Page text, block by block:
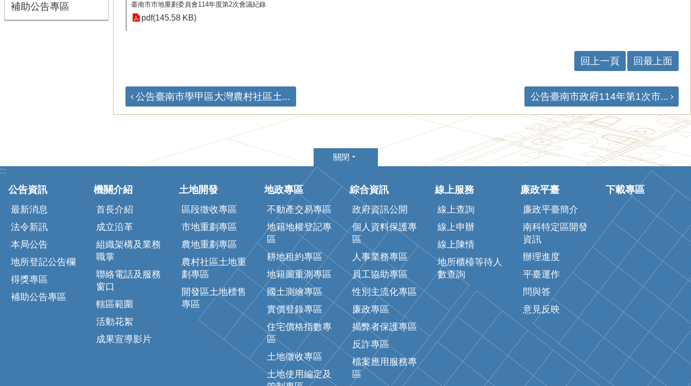
補助公告專區 臺南市市地重劃委員會114年度第2次會議紀錄
pdf(145.58 KB)
回上一頁 回最上面
公告臺南市學甲區大灣農村社區土... 公告臺南市政府114年第1次市...
關閉
:::
公告資訊
最新消息
法令新訊
本局公告
地所登記公告欄
得獎專區
補助公告專區
機關介紹
首長介紹
成立沿革
組織架構及業務
職掌
聯絡電話及服務
窗口
轄區範圍
活動花絮
成果宣導影片
土地開發
區段徵收專區
市地重劃專區
農地重劃專區
農村社區土地重
劃專區
開發區土地標售
專區
地政專區
不動產交易專區
地籍地權登記專
區
耕地租約專區
地籍圖重測專區
國土測繪專區
實價登錄專區
住宅價格指數專
區
土地徵收專區
土地使用編定及
綜合資訊
政府資訊公開
個人資料保護專
區
人事業務專區
員工協助專區
性別主流化專區
廉政專區
揭弊者保護專區
反詐專區
檔案應用服務專
區
線上服務
線上查詢
線上申辦
線上陳情
地所櫃檯等待人
數查詢
廉政平臺
廉政平臺簡介
南科特定區開發
資訊
辦理進度
平臺運作
問與答
意見反映
下載專區